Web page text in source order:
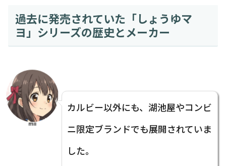
過去に発売されていた「しょうゆマ
ヨ」シリーズの歴史とメーカー
mii
カルビー以外にも、湖池屋やコンビ
ニ限定ブランドでも展開されていま
した。